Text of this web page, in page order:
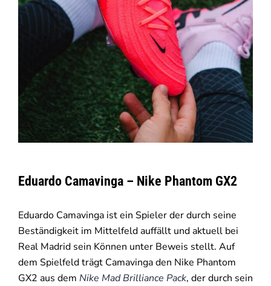
Eduardo Camavinga – Nike Phantom GX2
Eduardo Camavinga ist ein Spieler der durch seine
Beständigkeit im Mittelfeld auffällt und aktuell bei
Real Madrid sein Können unter Beweis stellt. Auf
dem Spielfeld trägt Camavinga den Nike Phantom
GX2 aus dem Nike Mad Brilliance Pack, der durch sein